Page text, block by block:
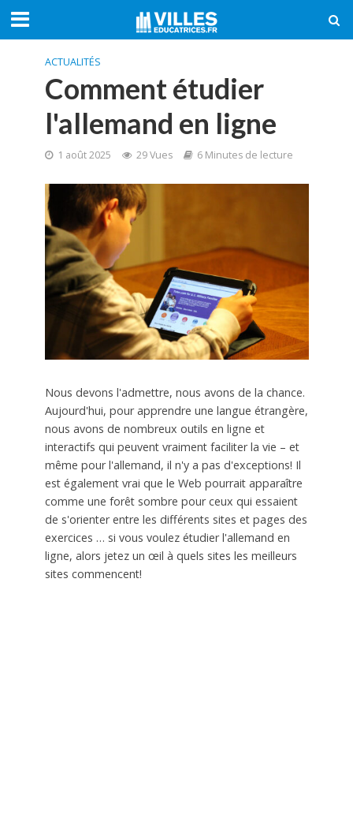
ACTUALITÉS
Comment étudier
l'allemand en ligne
1 août 2025 29 Vues 6 Minutes de lecture
Nous devons l'admettre, nous avons de la chance.
Aujourd'hui, pour apprendre une langue étrangère,
nous avons de nombreux outils en ligne et
interactifs qui peuvent vraiment faciliter la vie – et
même pour l'allemand, il n'y a pas d'exceptions! Il
est également vrai que le Web pourrait apparaître
comme une forêt sombre pour ceux qui essaient
de s'orienter entre les différents sites et pages des
exercices … si vous voulez étudier l'allemand en
ligne, alors jetez un œil à quels sites les meilleurs
sites commencent!